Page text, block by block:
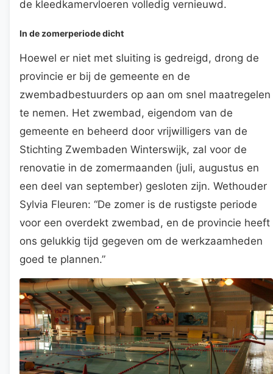
de kleedkamervloeren volledig vernieuwd.
In de zomerperiode dicht
Hoewel er niet met sluiting is gedreigd, drong de
provincie er bij de gemeente en de
zwembadbestuurders op aan om snel maatregelen
te nemen. Het zwembad, eigendom van de
gemeente en beheerd door vrijwilligers van de
Stichting Zwembaden Winterswijk, zal voor de
renovatie in de zomermaanden (juli, augustus en
een deel van september) gesloten zijn. Wethouder
Sylvia Fleuren: “De zomer is de rustigste periode
voor een overdekt zwembad, en de provincie heeft
ons gelukkig tijd gegeven om de werkzaamheden
goed te plannen.”